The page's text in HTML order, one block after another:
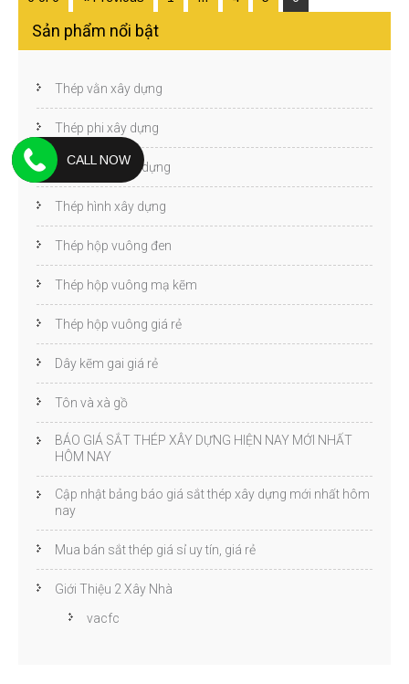
Sản phẩm nổi bật
Thép vằn xây dựng
Thép phi xây dựng
Thép cuộn xây dựng
Thép hình xây dựng
Thép hộp vuông đen
Thép hộp vuông mạ kẽm
Thép hộp vuông giá rẻ
Dây kẽm gai giá rẻ
Tôn và xà gồ
BÁO GIÁ SẮT THÉP XÂY DỰNG HIỆN NAY MỚI NHẤT
HÔM NAY
Cập nhật bảng báo giá sắt thép xây dựng mới nhất hôm
nay
Mua bán sắt thép giá sỉ uy tín, giá rẻ
Giới Thiệu 2 Xây Nhà
vacfc
CALL NOW